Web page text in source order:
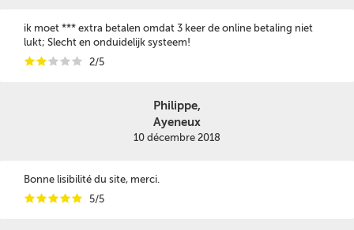
ik moet *** extra betalen omdat 3 keer de online betaling niet
lukt; Slecht en onduidelijk systeem!
iiiii 2/5
Philippe,
Ayeneux
10 décembre 2018
Bonne lisibilité du site, merci.
iiiii 5/5